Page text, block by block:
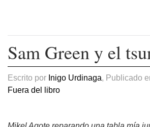
Sam Green y el
Escrito por Inigo Urdinaga, Publicado
Fuera del libro